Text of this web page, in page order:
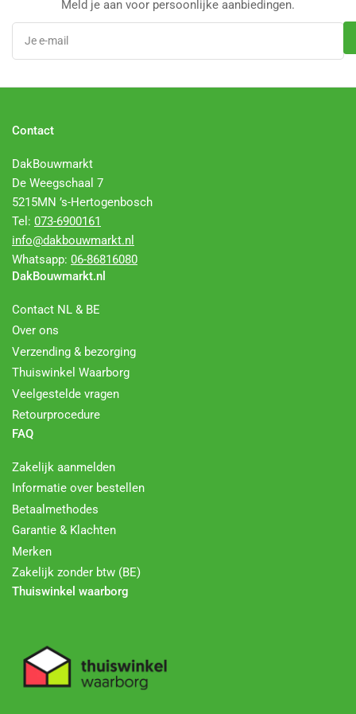
Meld je aan voor persoonlijke aanbiedingen.
Je
mail
Contact
DakBouwmarkt
De Weegschaal 7
5215MN ’s-Hertogenbosch
Tel: 073-6900161
info@dakbouwmarkt.nl
Whatsapp: 06-86816080
DakBouwmarkt.nl
Contact NL & BE
Over ons
Verzending & bezorging
Thuiswinkel Waarborg
Veelgestelde vragen
Retourprocedure
FAQ
Zakelijk aanmelden
Informatie over bestellen
Betaalmethodes
Garantie & Klachten
Merken
Zakelijk zonder btw (BE)
Thuiswinkel waarborg